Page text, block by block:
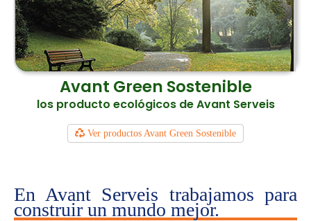
Avant Green Sostenible
los producto ecológicos de Avant Serveis
Ver productos Avant Green Sostenible
En Avant Serveis trabajamos para
construir un mundo mejor.